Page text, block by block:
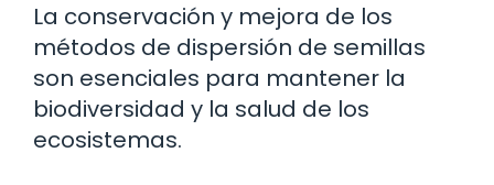
La conservación y mejora de los
métodos de dispersión de semillas
son esenciales para mantener la
biodiversidad y la salud de los
ecosistemas.